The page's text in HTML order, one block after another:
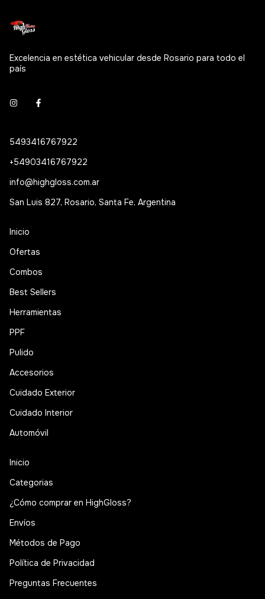
Excelencia en estética vehicular desde Rosario para todo el
país
5493416767922
+54903416767922
info@highgloss.com.ar
San Luis 827, Rosario, Santa Fe, Argentina
Inicio
Ofertas
Combos
Best Sellers
Herramientas
PPF
Pulido
Accesorios
Cuidado Exterior
Cuidado Interior
Automóvil
Inicio
Categorias
¿Cómo comprar en HighGloss?
Envíos
Métodos de Pago
Política de Privacidad
Preguntas Frecuentes